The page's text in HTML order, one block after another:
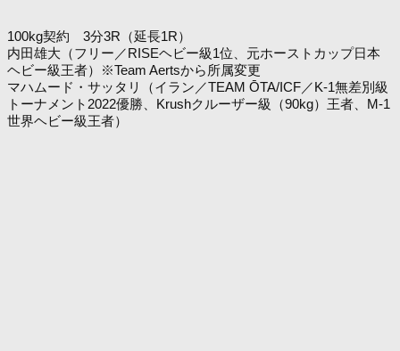
100kg契約 3分3R（延長1R）
内田雄大（フリー／RISEヘビー級1位、元ホーストカップ日本
ヘビー級王者）※Team Aertsから所属変更
マハムード・サッタリ（イラン／TEAM ŌTA/ICF／K-1無差別級
トーナメント2022優勝、Krushクルーザー級（90kg）王者、M-1
世界ヘビー級王者）